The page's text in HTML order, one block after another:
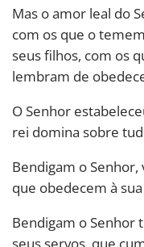
Mas o amor leal do
com os que o
seus filhos, com os
lembram de
O Senhor
rei domina sobre
Bendigam o Senhor,
que obedecem à
Bendigam o Senhor